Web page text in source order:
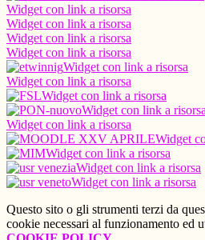
Widget con link a risorsa
Widget con link a risorsa
Widget con link a risorsa
Widget con link a risorsa
Widget con link a risorsa
Widget con link a risorsa
Widget con link a risorsa
Widget con link a risorsa
Widget con link a risorsa
Widget
Widget con link a risorsa
Widget con link a risorsa
Widget con link a risorsa
Questo sito o gli strumenti terzi da
cookie necessari al funzionamento ed